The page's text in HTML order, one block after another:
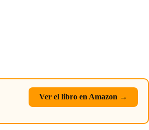
Ver el libro en Amazon →